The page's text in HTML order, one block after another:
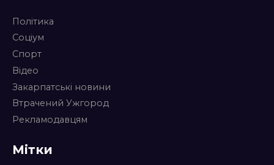
Політика
Соціум
Спорт
Відео
Закарпатські новини
Втрачений Ужгород
Рекламодавцям
Мітки